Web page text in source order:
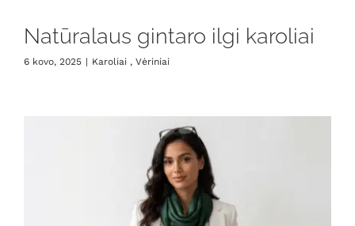
Natūralaus gintaro ilgi karoliai
6 kovo, 2025 | Karoliai , Vėriniai